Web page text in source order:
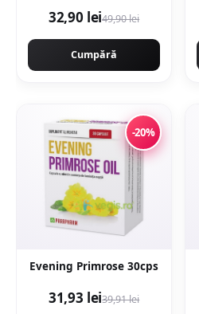
32,90 lei49,90 lei
Cumpără
-20%
Evening Primrose 30cps
31,93 lei39,91 lei